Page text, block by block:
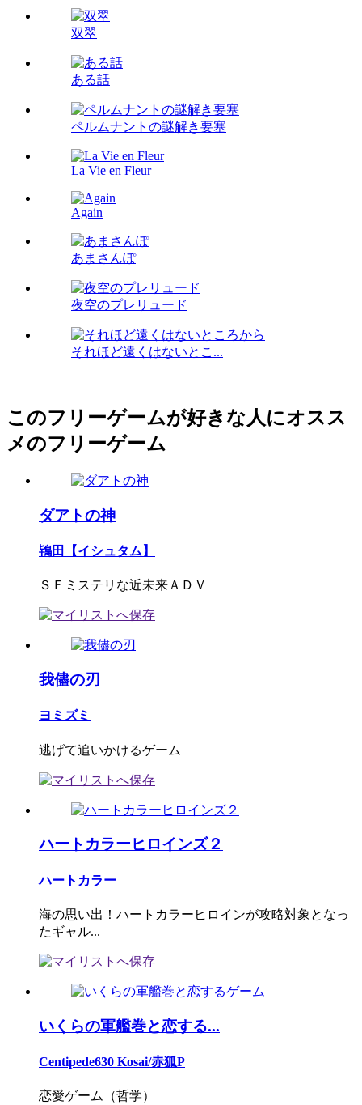
双翠
ある話
ペルムナントの謎解き要塞
La Vie en Fleur
Again
あまさんぽ
夜空のプレリュード
それほど遠くはないとこ...
このフリーゲームが好きな人にオスス
メのフリーゲーム
ダアトの神
鴇田【イシュタム】
ＳＦミステリな近未来ＡＤＶ
我儘の刃
ヨミズミ
逃げて追いかけるゲーム
ハートカラーヒロインズ２
ハートカラー
海の思い出！ハートカラーヒロインが攻略対象となっ
たギャル...
いくらの軍艦巻と恋する...
Centipede630 Kosai/赤狐P
恋愛ゲーム（哲学）